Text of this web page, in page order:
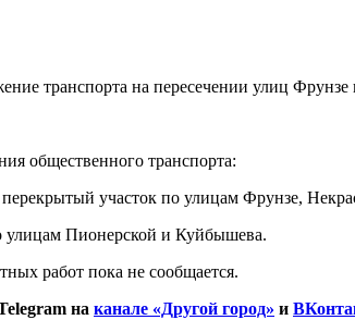
транспорта на пересечении улиц Фрунзе
общественного транспорта:
участок по улицам Фрунзе,
Пионерской и Куйбышева.
работ пока не сообщается.
на канале «Другой город» и